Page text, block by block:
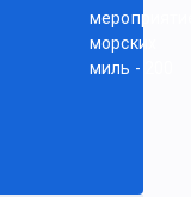
морских
миль - 200